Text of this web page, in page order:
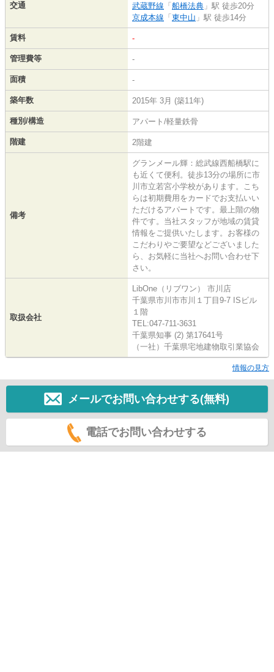
交通
武蔵野線 「 船橋法典 」駅 徒歩20分
京成本線 「 東中山 」駅 徒歩14分
賃料 -
管理費等 -
面積 -
築年数 2015年 3月 (築11年)
種別/構造 アパート/軽量鉄骨
階建 2階建
備考
グランメール輝：総武線西船橋駅に
も近くて便利。徒歩13分の場所に市
川市立若宮小学校があります。こち
らは初期費用をカードでお支払いい
ただけるアパートです。最上階の物
件です。当社スタッフが地域の賃貸
情報をご提供いたします。お客様の
こだわりやご要望などございました
ら、お気軽に当社へお問い合わせ下
さい。
取扱会社
LibOne（リブワン） 市川店
千葉県市川市市川１丁目9-7 ISビル
１階
TEL:047-711-3631
千葉県知事 (2) 第17641号
（一社）千葉県宅地建物取引業協会
情報の見方
メールでお問い合わせする(無料)
電話でお問い合わせする